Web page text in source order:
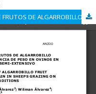
SUPLEMENTACIÓN CON HARINA DE FRUTOS DE ALGARROBILLO (Pithecellobium Saman), SOBRE LA GANANCIA DE PESO EN OVINOS EN CONDICIONES DE PASTOREO SEMI-EXTENSIVO